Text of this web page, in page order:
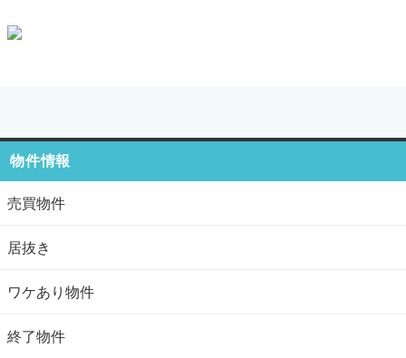
物件情報
売買物件
居抜き
ワケあり物件
終了物件